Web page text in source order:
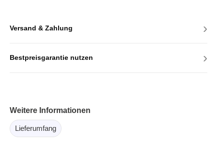
Versand & Zahlung ›
Bestpreisgarantie nutzen ›
Weitere Informationen
Lieferumfang